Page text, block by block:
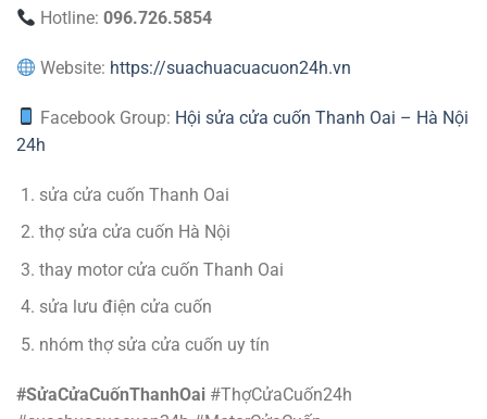
Hotline:096.726.5854
Website: https://suachuacuacuon24h.vn
Facebook Group: Hội sửa cửa cuốn Thanh Oai – Hà Nội
24h
sửa cửa cuốn Thanh Oai
thợ sửa cửa cuốn Hà Nội
thay motor cửa cuốn Thanh Oai
sửa lưu điện cửa cuốn
nhóm thợ sửa cửa cuốn uy tín
#SửaCửaCuốnThanhOai #ThợCửaCuốn24h